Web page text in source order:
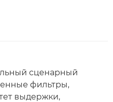
сценарный
фильтры,
выдержки,